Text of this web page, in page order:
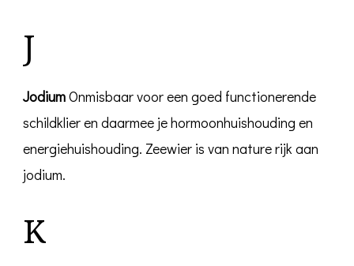
J
JodiumOnmisbaar voor een goed functionerende
schildklier en daarmee je hormoonhuishouding en
energiehuishouding. Zeewier is van nature rijk aan
jodium.
K